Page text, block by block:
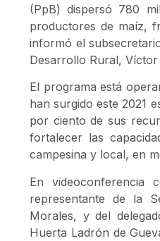
(PpB) dispersó 780
productores de maíz,
informó el
Desarrollo Rural,
El programa está
han surgido este 2021
por ciento de sus
fortalecer las
campesina y local, en
En videoconferencia
representante de la
Morales, y del
Huerta Ladrón de